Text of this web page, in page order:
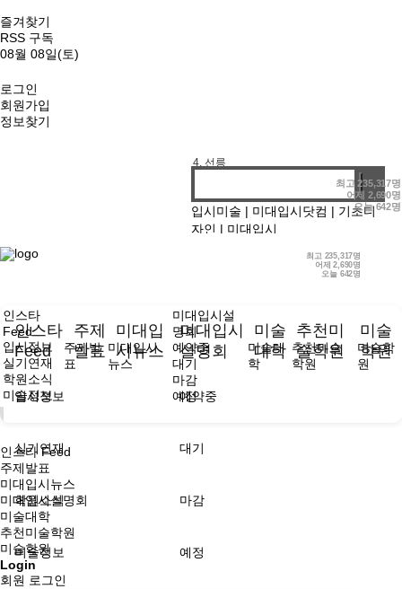
즐겨찾기
RSS 구독
08월 08일(토)
로그인
회원가입
정보찾기
최고235,317명
어제 2,690명
오늘642명
4. 선릉
입시미술 | 미대입시닷컴 | 기초디
자인 | 미대입시
최고 235,317명
어제2,690명
오늘 642명
인스타
Feed
입시정보
실기연재
학원소식
미술정보
주제
발표
미대입
시뉴스
미대입시
설명회
예약중
대기
마감
예정
미술
대학
추천미
술학원
미술
학원
인스타
Feed
입시정보
실기연재
학원소식
미술정보
주제발
표
미대입시
뉴스
미대입시설
명회
예약중
대기
마감
예정
미술대
학
추천미술
학원
미술학
원
인스타 Feed
주제발표
미대입시뉴스
미대입시설명회
미술대학
추천미술학원
미술학원
Login
회원 로그인